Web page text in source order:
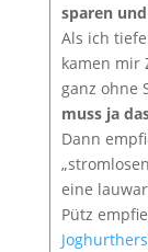
sparen
Als ich
kamen mir
ganz ohne
muss ja
Dann
eine
Pütz